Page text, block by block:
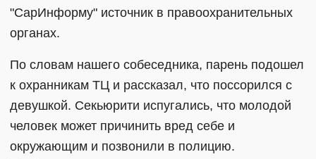
"СарИнформу" источник в правоохранительных
органах.
По словам нашего собеседника, парень подошел
к охранникам ТЦ и рассказал, что поссорился с
девушкой. Секьюрити испугались, что молодой
человек может причинить вред себе и
окружающим и позвонили в полицию.